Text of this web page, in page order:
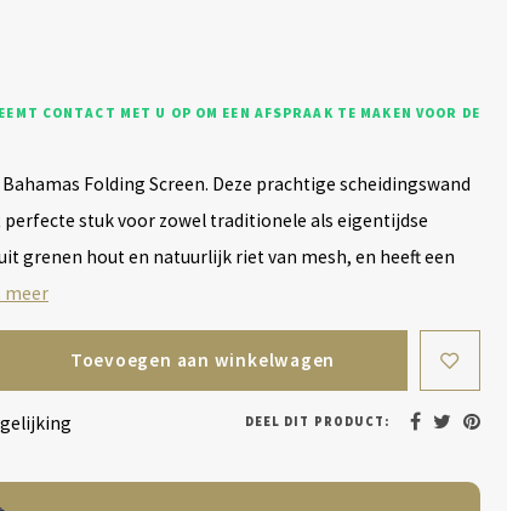
CONTACT MET U OP OM EEN AFSPRAAK TE MAKEN VOOR DE
Folding Screen. Deze prachtige scheidingswand
stuk voor zowel traditionele als eigentijdse
grenen hout en natuurlijk riet van mesh, en heeft een
meer
Toevoegen aan winkelwagen
DEEL DIT PRODUCT: